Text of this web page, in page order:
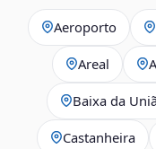
Aeroporto
Areal
Baixa da
Castanheira